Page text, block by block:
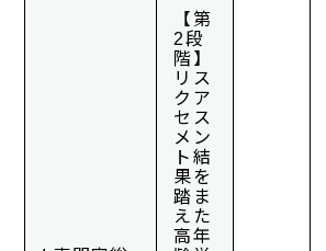
【第
2段
階】
リス
クア
セス
メン
ト結
果を
踏ま
えた
高年